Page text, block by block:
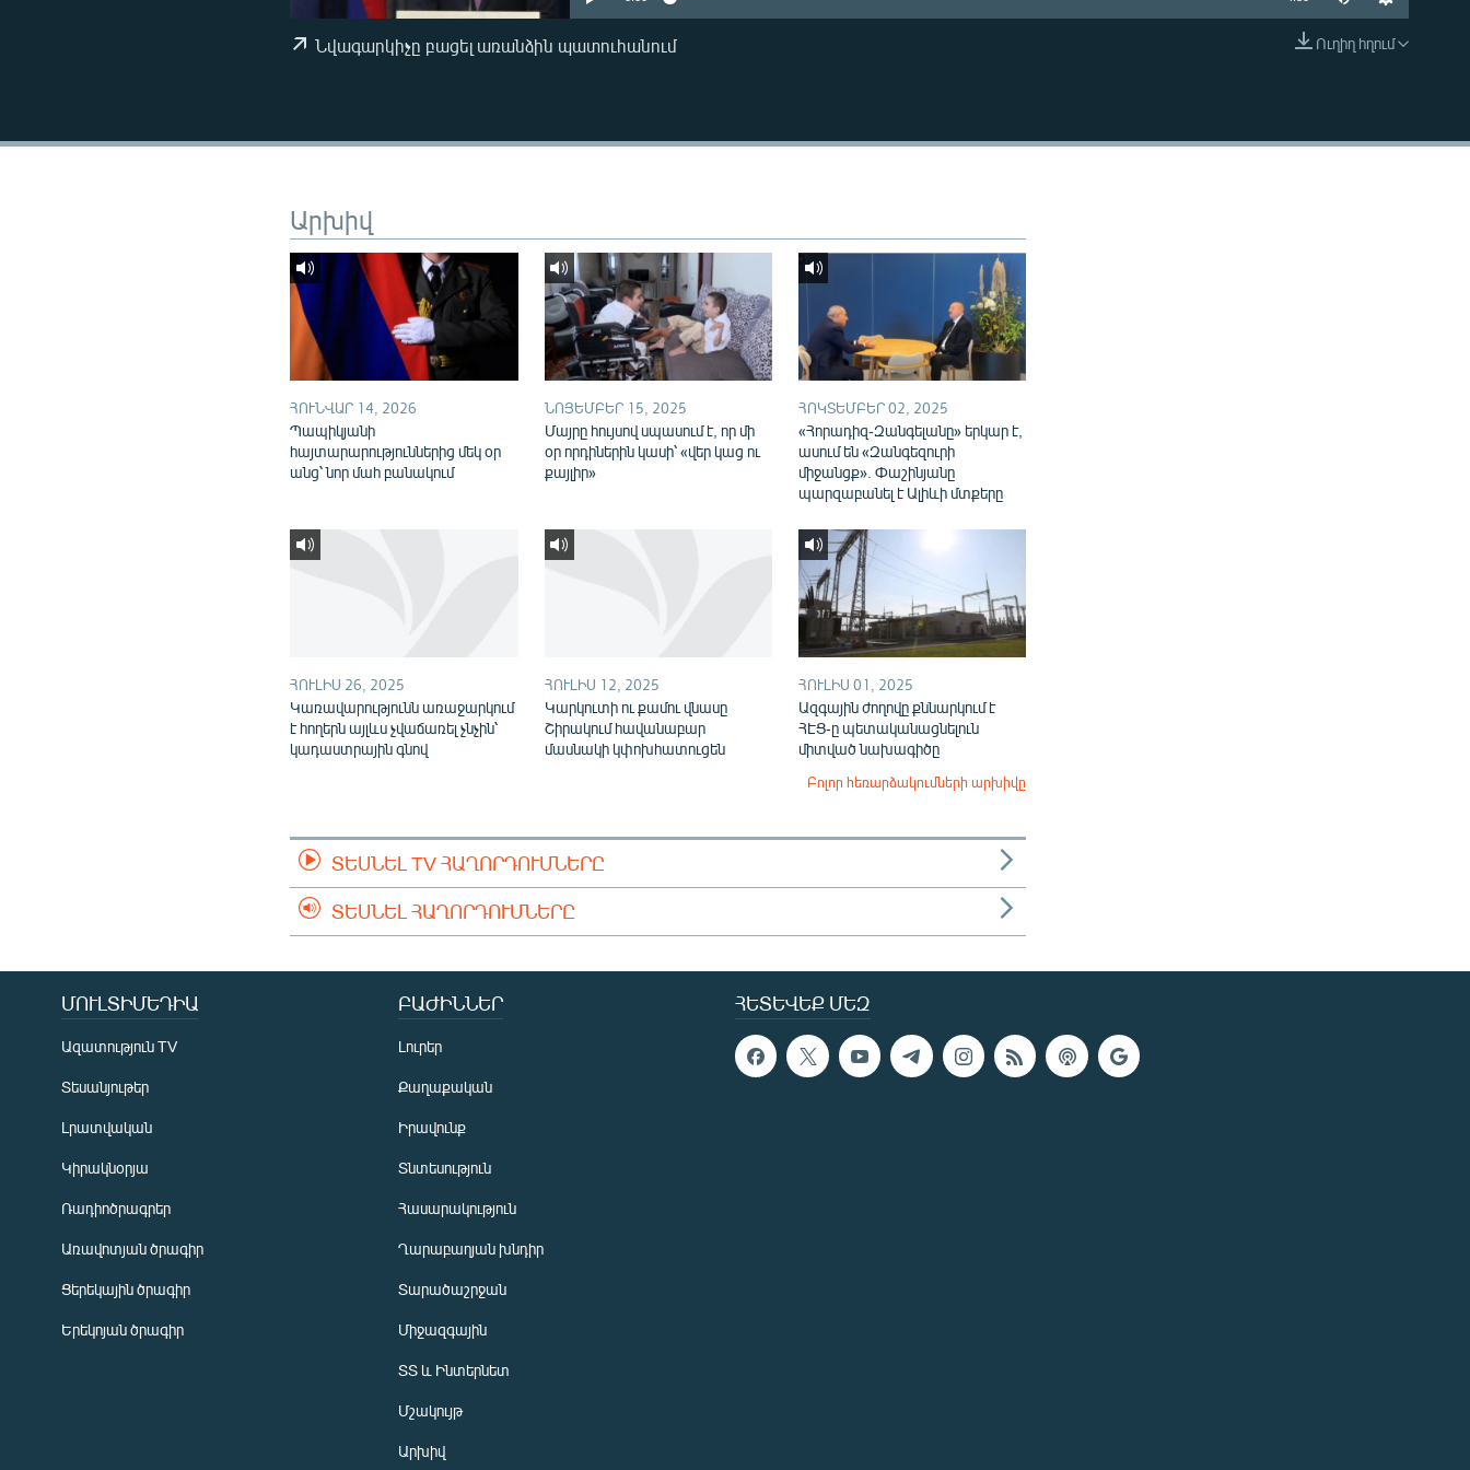
EMBED
Ուղիղ հղում
Նվագարկիչը բացել առանձին պատուհանում
Արխիվ
ՀՈՒՆՎԱՐ 14, 2026
Պապիկյանի
հայտարարություններից մեկ օր
անց՝ նոր մահ բանակում
ՆՈՅԵՄԲԵՐ 15, 2025
Մայրը հույսով սպասում է, որ մի
օր որդիներին կասի՝ «վեր կաց ու
քայլիր»
ՀՈԿՏԵՄԲԵՐ 02, 2025
«Հորադիզ-Զանգելանը» երկար է,
ասում են «Զանգեզուրի
միջանցք». Փաշինյանը
պարզաբանել է Ալիևի մտքերը
ՀՈՒԼԻՍ 26, 2025
Կառավարությունն առաջարկում
է հողերն այլևս չվաճառել չնչին՝
կադաստրային գնով
ՀՈՒԼԻՍ 12, 2025
Կարկուտի ու քամու վնասը
Շիրակում հավանաբար
մասնակի կփոխհատուցեն
ՀՈՒԼԻՍ 01, 2025
Ազգային ժողովը քննարկում է
ՀԷՑ-ը պետականացնելուն
միտված նախագիծը
Բոլոր հեռարձակումների արխիվը
ՏԵՍՆԵԼ TV ՀԱՂՈՐԴՈՒՄՆԵՐԸ
ՏԵՍՆԵԼ ՀԱՂՈՐԴՈՒՄՆԵՐԸ
ՀԵՏԵՎԵՔ ՄԵԶ
ՄՈՒԼՏԻՄԵԴԻԱ
Ազատություն TV
Տեսանյութեր
Լրատվական
Կիրակնօրյա
Ռադիոծրագրեր
Առավոտյան ծրագիր
Ցերեկային ծրագիր
Երեկոյան ծրագիր
ԲԱԺԻՆՆԵՐ
Լուրեր
Քաղաքական
Իրավունք
Տնտեսություն
Հասարակություն
Ղարաբաղյան խնդիր
Տարածաշրջան
Միջազգային
ՏՏ և Ինտերնետ
Մշակույթ
Արխիվ